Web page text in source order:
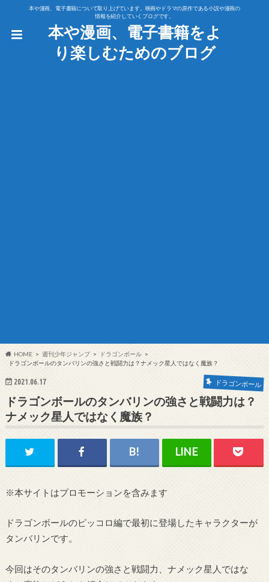
本や漫画、電子書籍について取り上げています。映画やドラマの原作である小説や漫画の
情報を紹介していくブログです。
本や漫画、電子書籍をよ
り楽しむためのブログ
HOME 週刊少年ジャンプ
ドラゴンボール
ドラゴンボールのタンバリンの強さと戦闘力は？ナメック星人ではなく魔族？
2021.06.17 ドラゴンボール
ドラゴンボールのタンバリンの強さと戦闘力は？
ナメック星人ではなく魔族？
※本サイトはプロモーションを含みます
ドラゴンボールのピッコロ編で最初に登場したキャラクターが
タンバリンです。
今回はそのタンバリンの強さと戦闘力、ナメック星人ではな